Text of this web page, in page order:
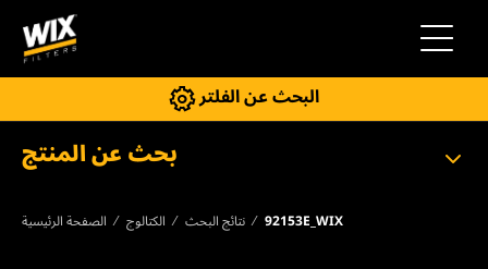
التنقل
البحث عن الفلتر
بحث عن المنتج
الصفحة الرئيسية الكتالوج نتائج البحث 92153E_WIX